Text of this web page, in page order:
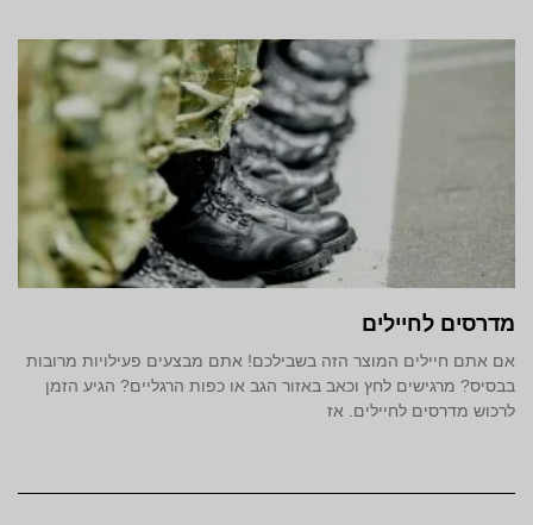
מדרסים לחיילים
אם אתם חיילים המוצר הזה בשבילכם! אתם מבצעים פעילויות מרובות
בבסיס? מרגישים לחץ וכאב באזור הגב או כפות הרגליים? הגיע הזמן
לרכוש מדרסים לחיילים. אז